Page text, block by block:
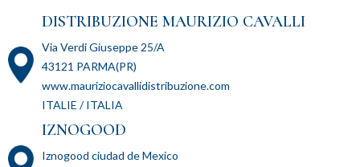
DISTRIBUZIONE MAURIZIO CAVALLI
Via Verdi Giuseppe 25/A
43121 PARMA(PR)
www.mauriziocavallidistribuzione.com
ITALIE / ITALIA
IZNOGOOD
Iznogood ciudad de Mexico